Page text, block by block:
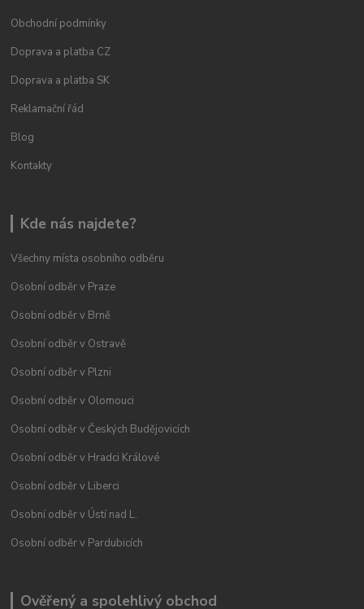
Obchodní podmínky
Doprava a platba CZ
Doprava a platba SK
Reklamační řád
Blog
Kontakty
Kde nás najdete?
Všechny místa osobního odběru
Osobní odběr v Praze
Osobní odběr v Brně
Osobní odběr v Ostravě
Osobní odběr v Plzni
Osobní odběr v Olomouci
Osobní odběr v Českých Budějovicích
Osobní odběr v Hradci Králové
Osobní odběr v Liberci
Osobní odběr v Ústí nad L.
Osobní odběr v Pardubicích
Ověřený a spolehlivý obchod